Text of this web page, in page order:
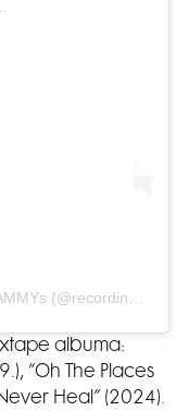
albuma:
“Oh The Places
Heal” (2024).